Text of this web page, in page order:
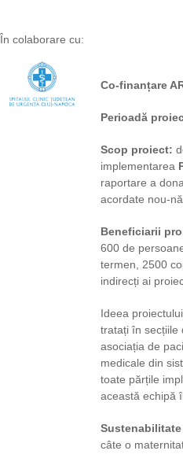
În colaborare cu:
Co-finanțare
Perioadă
Scop proiect:
implementarea
raportare a
acordate nou-
Beneficiarii
600 de
termen, 2500
indirecți ai
Ideea
tratați în secțiile
asociația de
medicale din
toate părțile
această echipă
câte o